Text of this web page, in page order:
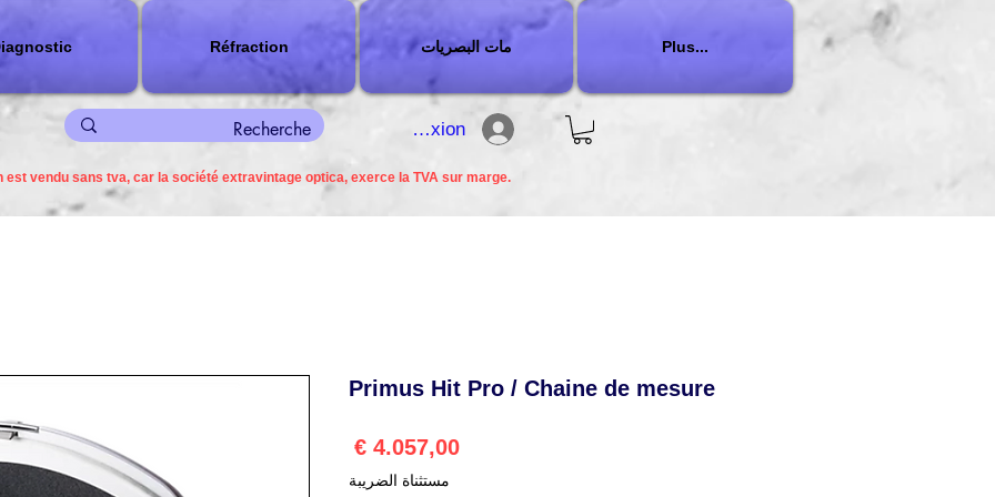
Réfraction مات البصريات Plus...
connexion
est vendu sans tva, car la société extravintage optica, exerce la TVA sur marge.
Primus Hit Pro / Chaine de mesure
السعر
مستثناة الضريبة